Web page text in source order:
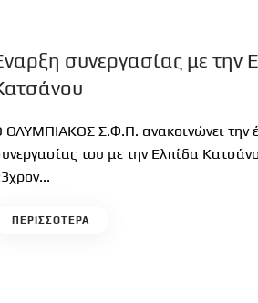
συνεργασίας με την
ΟΛΥΜΠΙΑΚΟΣ Σ.Φ.Π. ανακοινώνει την
του με την Ελπίδα
ΠΕΡΙΣΣΟΤΕΡΑ